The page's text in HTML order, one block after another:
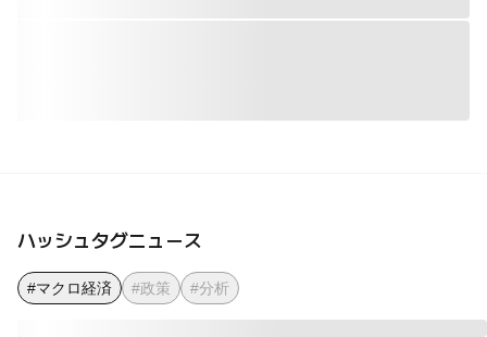
ハッシュタグニュース
#マクロ経済 #政策 #分析